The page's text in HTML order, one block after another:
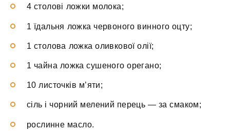
4 столові ложки молока;
1 їдальня ложка червоного винного оцту;
1 столова ложка оливкової олії;
1 чайна ложка сушеного орегано;
10 листочків м’яти;
сіль і чорний мелений перець — за смаком;
рослинне масло.